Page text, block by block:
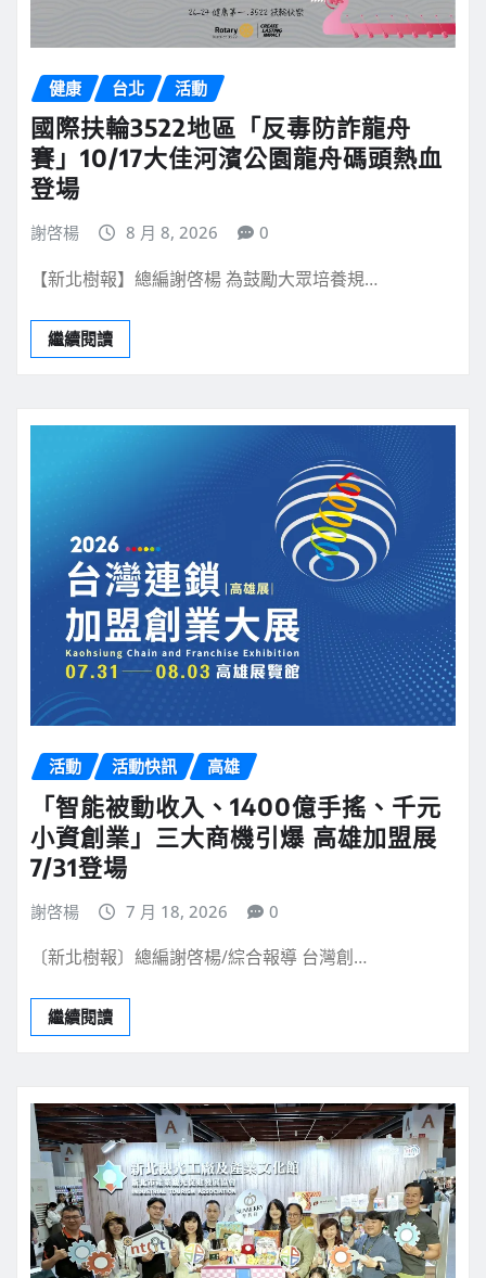
健康 台北 活動
國際扶輪3522地區「反毒防詐龍舟
賽」10/17大佳河濱公園龍舟碼頭熱血
登場
謝啓楊 8 月 8, 2026 0
【新北樹報】總編謝啓楊 為鼓勵大眾培養規…
繼續閱讀
活動 活動快訊 高雄
「智能被動收入、1400億手搖、千元
小資創業」三大商機引爆 高雄加盟展
7/31登場
謝啓楊 7 月 18, 2026 0
〔新北樹報〕總編謝啓楊/綜合報導 台灣創…
繼續閱讀